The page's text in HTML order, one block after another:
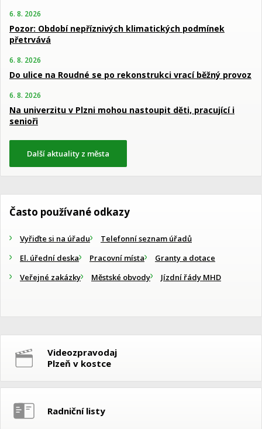
6. 8. 2026
Pozor: Období nepříznivých klimatických podmínek
přetrvává
6. 8. 2026
Do ulice na Roudné se po rekonstrukci vrací běžný provoz
6. 8. 2026
Na univerzitu v Plzni mohou nastoupit děti, pracující i
senioři
Další aktuality z města
Často používané odkazy
Vyřiďte si na úřadu
Telefonní seznam úřadů
El. úřední deska
Pracovní místa
Granty a dotace
Veřejné zakázky
Městské obvody Jízdní řády MHD
Videozpravodaj
Plzeň v kostce
Radniční listy